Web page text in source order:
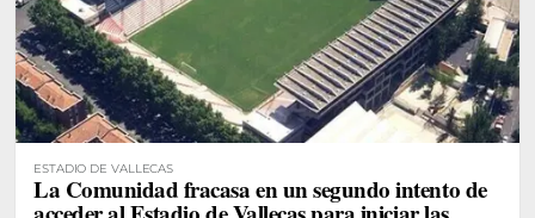
ESTADIO DE VALLECAS
La Comunidad fracasa en un segundo intento de